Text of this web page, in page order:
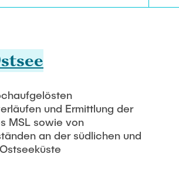
Mitarbeitende
Projekte
und Ermittlung der
MSL sowie von
an der südlichen und